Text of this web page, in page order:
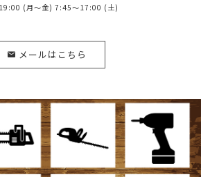
(月～金) 7:45～17:00 (土)
メールはこちら